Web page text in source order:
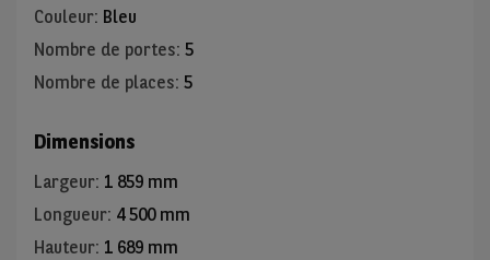
Couleur: Bleu
Nombre de portes: 5
Nombre de places: 5
Dimensions
Largeur: 1 859 mm
Longueur: 4 500 mm
Hauteur: 1 689 mm